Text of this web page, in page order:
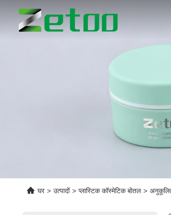
घर > उत्पादों > प्लास्टिक कॉस्मेटिक बोतल >